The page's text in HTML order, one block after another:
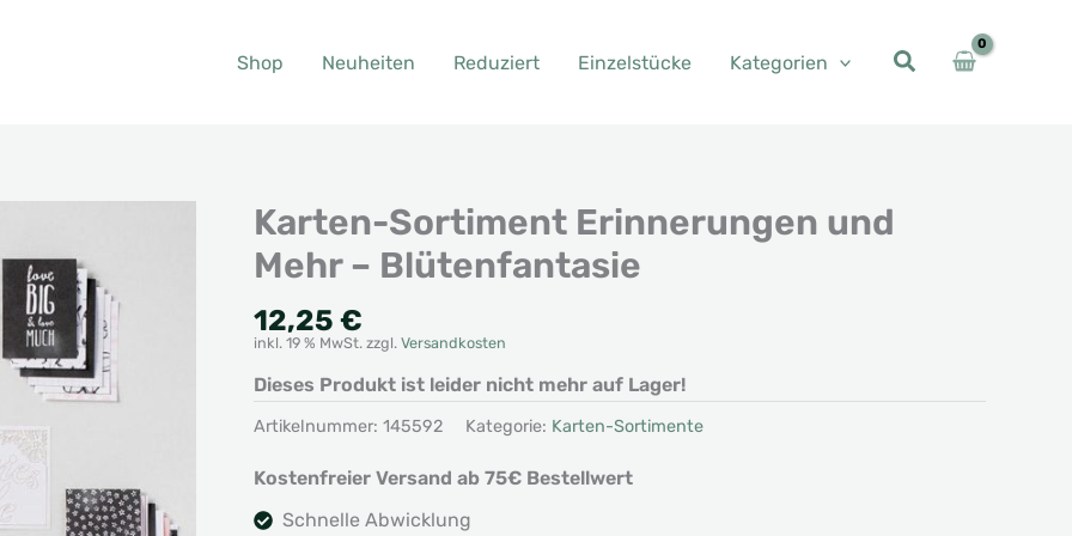
Shop Neuheiten Reduziert Einzelstücke Kategorien
Karten-Sortiment Erinnerungen und
Mehr – Blütenfantasie
12,25 €
inkl. 19 % MwSt. zzgl. Versandkosten
Dieses Produkt ist leider nicht mehr auf Lager!
Artikelnummer: 145592 Kategorie: Karten-Sortimente
Kostenfreier Versand ab 75€ Bestellwert
Schnelle Abwicklung